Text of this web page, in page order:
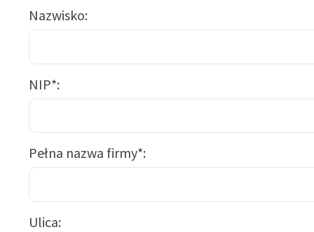
Nazwisko
NIP*
Pełna nazwa firmy*
Ulica